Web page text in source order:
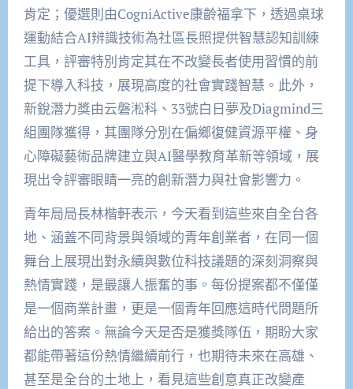
肯定；優選則由CogniActive康齡福拿下，透過桌球
運動結合AI辨識技術為社區長照提供智慧認知訓練
工具，評審特別肯定其在不改變長者使用習慣的前
提下導入科技，展現高度的社會實踐智慧。此外，
新銳潛力獎由云磐淞科、33號白日夢及Diagmind三
組團隊獲得，其團隊分別在偏鄉復健資源平權、身
心障礙藝術品牌建立與AI醫學教育革新等領域，展
現出令評審眼睛一亮的創新潛力與社會影響力。
青年局局長林楷軒表示，今天看到這些來自全台各
地、涵蓋不同背景與領域的青年創業者，在同一個
舞台上展現出對永續與數位科技議題的深刻洞察與
熱情實踐，是最讓人振奮的事。每份提案都不僅僅
是一個商業計畫，更是一個青年回應這時代問題所
給出的答案。無論今天是否是獲獎隊伍，期盼大家
都能帶著這份熱情繼續前行，也期待未來在高雄、
甚至是全台的土地上，看見這些創意真正改變產